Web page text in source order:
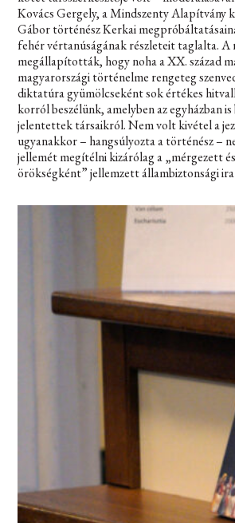
Kovács Gergely, a Mindszenty Alapítvány
Gábor történész Kerkai
fehér vértanúságának részleteit taglalta. A
megállapították, hogy noha a XX. század
magyarországi történelme rengeteg
diktatúra gyümölcseként sok értékes
korról beszélünk, amelyben az egyházban
jelentettek társaikról. Nem volt kivétel a
ugyanakkor – hangsúlyozta a történész –
jellemét megítélni kizárólag a „mérgezett
örökségként” jellemzett állambiztonsági